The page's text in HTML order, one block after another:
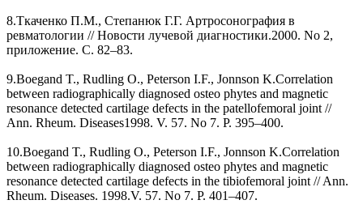
8.Ткаченко П.М., Степанюк Г.Г. Артросонография в
ревматологии // Новости лучевой диагностики.2000. No 2,
приложение. С. 82–83.
9.Boegand T., Rudling O., Peterson I.F., Jonnson K.Correlation
between radiographically diagnosed osteo phytes and magnetic
resonance detected cartilage defects in the patellofemoral joint //
Ann. Rheum. Diseases1998. V. 57. No 7. P. 395–400.
10.Boegand T., Rudling O., Peterson I.F., Jonnson K.Correlation
between radiographically diagnosed osteo phytes and magnetic
resonance detected cartilage defects in the tibiofemoral joint // Ann.
Rheum. Diseases. 1998.V. 57. No 7. P. 401–407.